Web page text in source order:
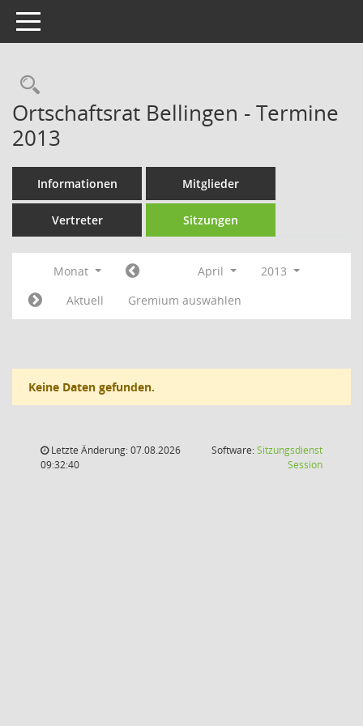
Toggle navigation
Rechercheauswahl
Ortschaftsrat Bellingen - Termine
2013
Informationen Mitglieder
Vertreter Sitzungen
Monat April
2013
Aktuell
Gremium auswählen
Keine Daten gefunden.
Letzte Änderung: 07.08.2026
09:32:40
Software:Sitzungsdienst
Session(Wird in